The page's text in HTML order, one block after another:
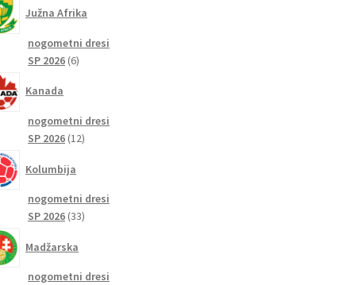
Južna Afrika
nogometni dresi
SP 2026 66
Kanada
nogometni dresi
SP 2026 1212
Kolumbija
nogometni dresi
SP 2026 3333
Madžarska
nogometni dresi